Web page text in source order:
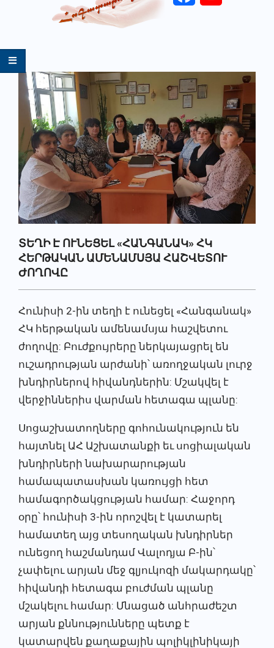
Primary
Navigation
ՏԵՂԻ Է ՈՒՆԵՑԵԼ «ՀԱՆԳԱՆԱԿ» ՀԿ
ՀԵՐԹԱԿԱՆ ԱՄԵՆԱՄՍՅԱ ՀԱՇՎԵՏՈՒ
ԺՈՂՈՎԸ
Հունիսի 2-ին տեղի է ունեցել «Հանգանակ»
ՀԿ հերթական ամենամսյա հաշվետու
ժողովը: Բուժքույրերը ներկայացրել են
ուշադրության արժանի՝ առողջական լուրջ
խնդիրներով հիվանդներին: Մշակվել է
վերջիններիս վարման հետագա պլանը:
Սոցաշխատողները գոհունակություն են
հայտնել ԱՀ Աշխատանքի եւ սոցիալական
խնդիրների նախարարության
համապատասխան կառույցի հետ
համագործակցության համար: Հաջորդ
օրը՝ հունիսի 3-ին որոշվել է կատարել
համատեղ այց տեսողական խնդիրներ
ունեցող հաշմանդամ Վալոդյա Բ-ին՝
չափելու արյան մեջ գլյուկոզի մակարդակը՝
հիվանդի հետագա բուժման պլանը
մշակելու համար: Մնացած անհրաժեշտ
արյան քննությունները պետք է
կատարվեն քաղաքային պոլիկլինիկայի